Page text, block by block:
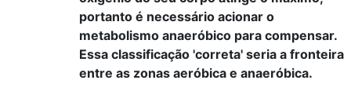
portanto é necessário acionar o
metabolismo anaeróbico para compensar.
Essa classificação 'correta' seria a fronteira
entre as zonas aeróbica e anaeróbica.